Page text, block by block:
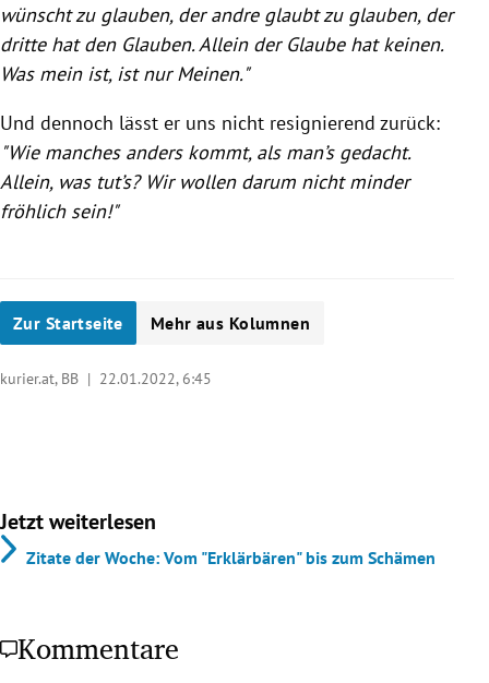
wünscht zu glauben, der andre glaubt zu glauben, der
dritte hat den Glauben. Allein der Glaube hat keinen.
Was mein ist, ist nur Meinen."
Und dennoch lässt er uns nicht resignierend zurück:
"Wie manches anders kommt, als man’s gedacht.
Allein, was tut’s? Wir wollen darum nicht minder
fröhlich sein!"
Zur Startseite Mehr aus Kolumnen
kurier.at, BB | 22.01.2022, 6:45
Jetzt weiterlesen
Zitate der Woche: Vom "Erklärbären" bis zum Schämen
Kommentare